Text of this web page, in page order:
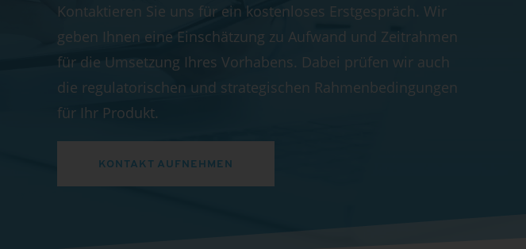
Kontaktieren Sie uns für ein kostenloses Erstgespräch. Wir
geben Ihnen eine Einschätzung zu Aufwand und Zeitrahmen
für die Umsetzung Ihres Vorhabens. Dabei prüfen wir auch
die regulatorischen und strategischen Rahmenbedingungen
für Ihr Produkt.
KONTAKT AUFNEHMEN